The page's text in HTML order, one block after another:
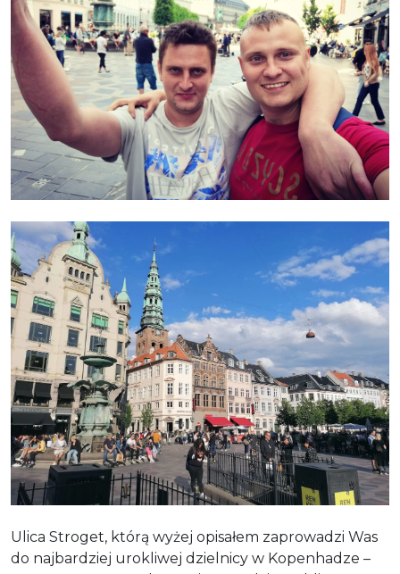
Ulica Stroget, którą wyżej opisałem zaprowadzi Was
do najbardziej urokliwej dzielnicy w Kopenhadze –